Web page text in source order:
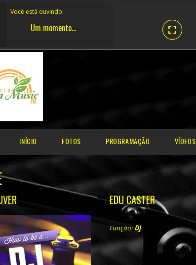
Você está ouvindo:
Um momento...
INÍCIO FOTOS PROGRAMAÇÃO VÍDEOS
EDU CASTER
Função: Dj